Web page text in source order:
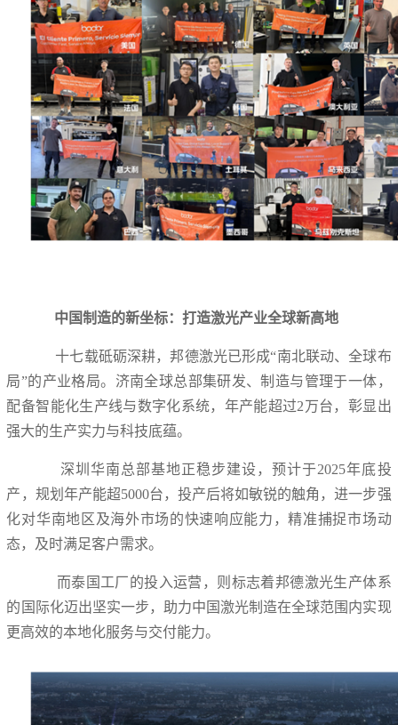
中国制造的新坐标：打造激光产业全球新高地
十七载砥砺深耕，邦德激光已形成“南北联动、全球布
局”的产业格局。济南全球总部集研发、制造与管理于一体，
配备智能化生产线与数字化系统，年产能超过2万台，彰显出
强大的生产实力与科技底蕴。
深圳华南总部基地正稳步建设，预计于2025年底投
产，规划年产能超5000台，投产后将如敏锐的触角，进一步强
化对华南地区及海外市场的快速响应能力，精准捕捉市场动
态，及时满足客户需求。
而泰国工厂的投入运营，则标志着邦德激光生产体系
的国际化迈出坚实一步，助力中国激光制造在全球范围内实现
更高效的本地化服务与交付能力。